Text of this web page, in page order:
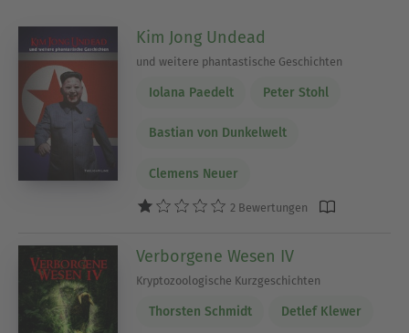
Kim Jong Undead
und weitere phantastische Geschichten
Iolana Paedelt Peter Stohl
Bastian von Dunkelwelt
Clemens Neuer
2 Bewertungen
Verborgene Wesen IV
Kryptozoologische Kurzgeschichten
Thorsten Schmidt Detlef Klewer